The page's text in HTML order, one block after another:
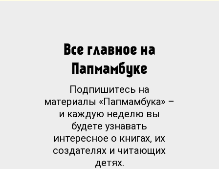
Все главное на
Папмамбуке
Подпишитесь на
материалы «Папмамбука» –
и каждую неделю вы
будете узнавать
интересное о книгах, их
создателях и читающих
детях.